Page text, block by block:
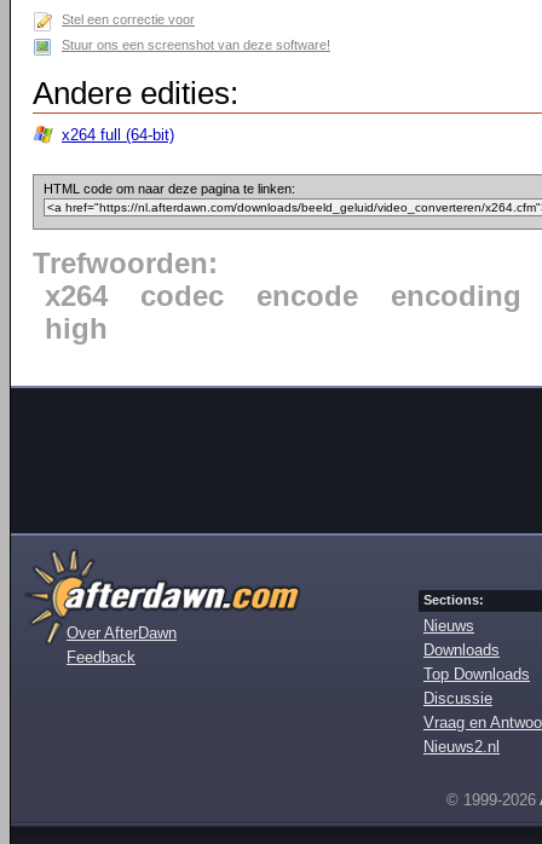
Stel een correctie voor
Stuur ons een screenshot van deze software!
Andere edities:
x264 full (64-bit)
HTML code om naar deze pagina te linken:
Trefwoorden:
x264
codec encode
encoding
high
Over AfterDawn
Feedback
Sections:
Nieuws
Downloads
Top Downloads
Discussie
Vraag en
Nieuws2.nl
© 1999-2026